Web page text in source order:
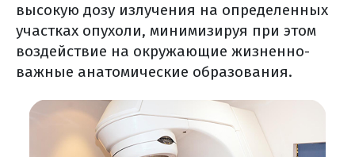
что такое схема химиотерапии?
внутривенное введение
химиотерапии
другие способы получения
системной химиотерапии
таргетная терапия
что может стать мишенью для тт?
высокую дозу излучения на определенных
участках опухоли, минимизируя при этом
воздействие на окружающие жизненно-
важные анатомические образования.